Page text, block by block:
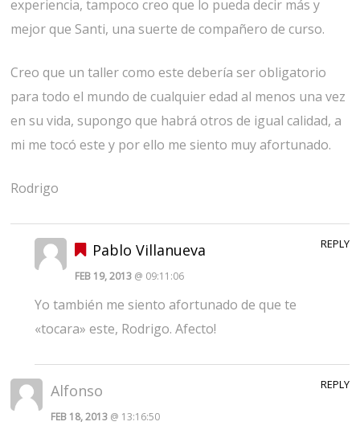
experiencia, tampoco creo que lo pueda decir más y
mejor que Santi, una suerte de compañero de curso.
Creo que un taller como este debería ser obligatorio
para todo el mundo de cualquier edad al menos una vez
en su vida, supongo que habrá otros de igual calidad, a
mi me tocó este y por ello me siento muy afortunado.
Rodrigo
Pablo Villanueva
FEB 19, 2013 @ 09:11:06
Yo también me siento afortunado de que te
«tocara» este, Rodrigo. Afecto!
REPLY
Alfonso
FEB 18, 2013 @ 13:16:50
REPLY